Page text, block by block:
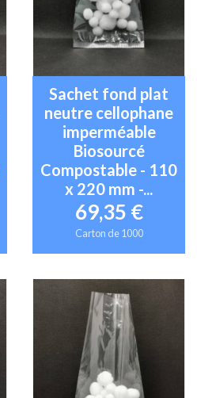
Sachet fond plat
neutre cellophane
imperméable
Biosourcé
Compostable - 110
x 220 mm -...
69,35 €
Carton de 1000